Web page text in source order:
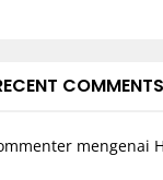
COMMENTS
mengenai